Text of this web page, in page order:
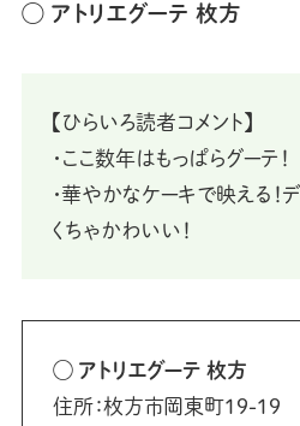
◯ アトリエグーテ 枚方
【ひらいろ読者コメント】
・ここ数年はもっぱらグーテ！
・華やかなケーキで映える！
くちゃかわいい！
◯ アトリエグーテ 枚方
住所：枚方市岡東町19-19